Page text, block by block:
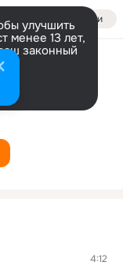
Войти
улучшить
менее 13 лет,
законный
4:12